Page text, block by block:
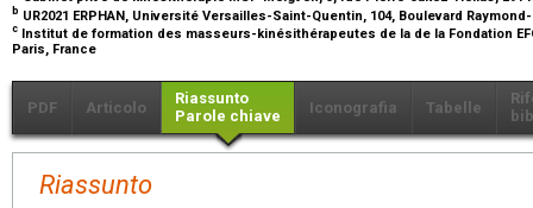
b UR2021 ERPHAN, Université Versailles-Saint-Quentin, 104, Boulevard
c Institut de formation des masseurs-kinésithérapeutes de la de la Fondation
Paris, France
PDF Articolo
Riassunto
Parole chiave
Iconografia Tabelle
Riassunto